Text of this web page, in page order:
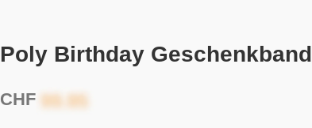
Poly Birthday Geschenkband
CHF